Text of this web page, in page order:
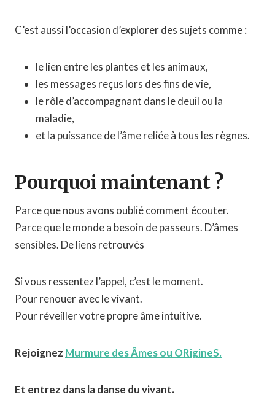
C’est aussi l’occasion d’explorer des sujets comme :
le lien entre les plantes et les animaux,
les messages reçus lors des fins de vie,
le rôle d’accompagnant dans le deuil ou la
maladie,
et la puissance de l’âme reliée à tous les règnes.
Pourquoi maintenant ?
Parce que nous avons oublié comment écouter.
Parce que le monde a besoin de passeurs. D’âmes
sensibles. De liens retrouvés
Si vous ressentez l’appel, c’est le moment.
Pour renouer avec le vivant.
Pour réveiller votre propre âme intuitive.
Rejoignez Murmure des Âmes ou ORigineS.
Et entrez dans la danse du vivant.